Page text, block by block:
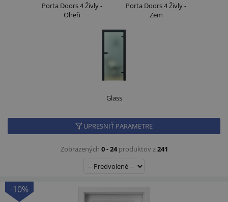
Porta Doors 4 Živly -
Oheň
Porta Doors 4 Živly -
Zem
Glass
UPRESNIŤ PARAMETRE
Zobrazených 0 - 24produktov z241
-10%